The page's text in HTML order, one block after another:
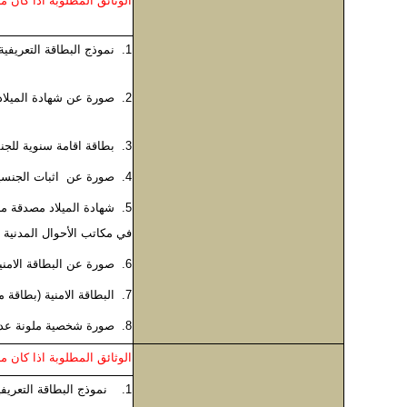
1. نموذج البطاقة التعريفية لابناء الأردنيات
2. صورة عن شهادة الميلاد
3. بطاقة اقامة سنوية للجنسيات التي تنطبق عليهم قانون الاقامة وشؤون الاجانب
4. صورة عن اثبات الجنسية ( جواز سفر).
5. شهادة الميلاد
في مكاتب الأحوال المدنية
6. صورة عن البطاقة الامنية الممغنطة (سوري)
7. البطاقة الامنية (بطاقة مراجعة ) للمصري .
8. صورة شخصية ملونة عدد (2).
الوثائق المطلوبة اذا
1. نموذج البطاقة التعريفية لابناء الأردنيات